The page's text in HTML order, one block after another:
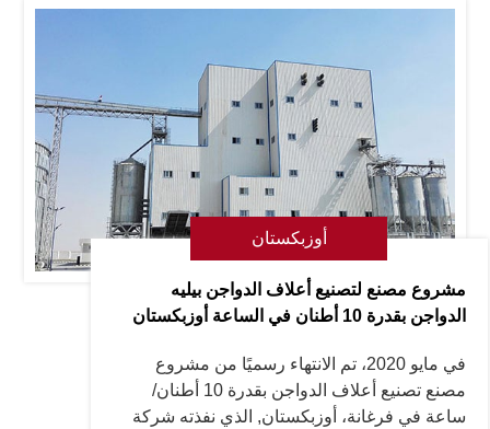
أوزبكستان
مشروع مصنع لتصنيع أعلاف الدواجن بيليه
الدواجن بقدرة 10 أطنان في الساعة أوزبكستان
في مايو 2020، تم الانتهاء رسميًا من مشروع
مصنع تصنيع أعلاف الدواجن بقدرة 10 أطنان/
ساعة في فرغانة، أوزبكستان, الذي نفذته شركة